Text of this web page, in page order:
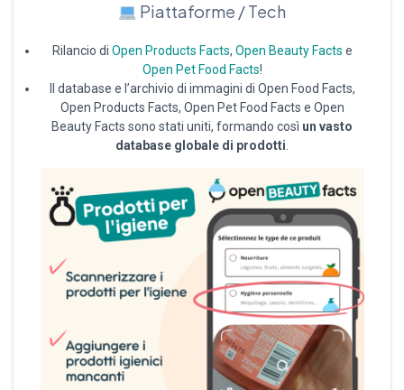
Piattaforme / Tech
Rilancio di Open Products Facts, Open Beauty Facts e
Open Pet Food Facts!
Il database e l’archivio di immagini di Open Food Facts,
Open Products Facts, Open Pet Food Facts e Open
Beauty Facts sono stati uniti, formando così un vasto
database globale di prodotti